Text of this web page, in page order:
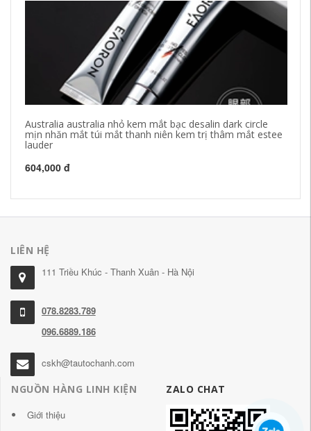
Australia australia nhỏ kem mắt bạc desalin dark circle
mịn nhăn mắt túi mắt thanh niên kem trị thâm mắt estee
lauder
604,000 đ
LIÊN HỆ
111 Triều Khúc - Thanh Xuân - Hà Nội
078.8283.789
096.6889.186
cskh@tautochanh.com
NGUỒN HÀNG LINH KIỆN
Giới thiệu
ZALO CHAT